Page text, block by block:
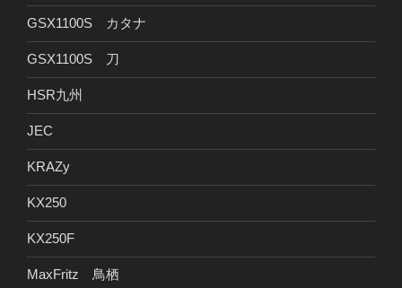
GSX1100S カタナ
GSX1100S 刀
HSR九州
JEC
KRAZy
KX250
KX250F
MaxFritz 鳥栖